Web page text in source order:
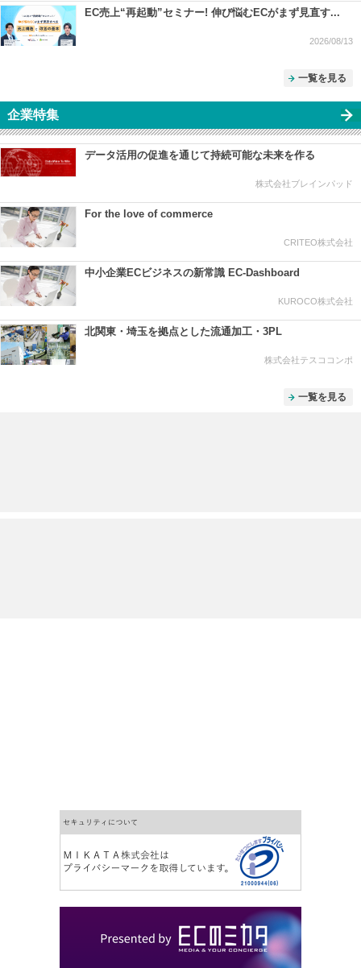
EC売上“再起動”セミナー! 伸び悩むECがまず見直す...
2026/08/13
一覧を見る
企業特集
データ活用の促進を通じて持続可能な未来を作る
株式会社ブレインパッド
For the love of commerce
CRITEO株式会社
中小企業ECビジネスの新常識 EC-Dashboard
KUROCO株式会社
北関東・埼玉を拠点とした流通加工・3PL
株式会社テスココンポ
一覧を見る